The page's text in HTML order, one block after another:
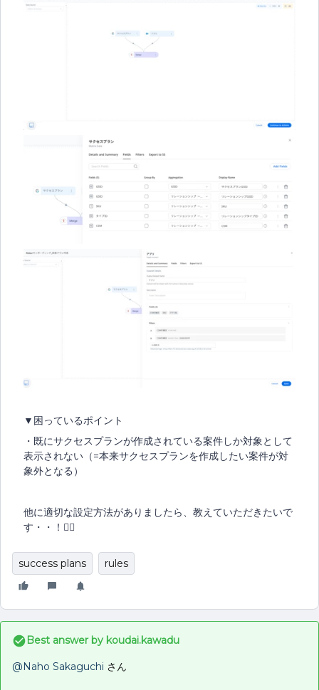
▼困っているポイント
・既にサクセスプランが作成されている案件しか対象として
表示されない（=本来サクセスプランを作成したい案件が対
象外となる）
他に適切な設定方法がありましたら、教えていただきたいで
す・・！🙇‍♀️
success plans rules
Best answer by koudai.kawadu
@Naho Sakaguchi さん